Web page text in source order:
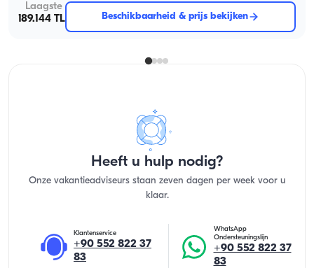
Laagste
189.144 TL
Beschikbaarheid & prijs bekijken
Heeft u hulp nodig?
Onze vakantieadviseurs staan zeven dagen per week voor u
klaar.
Klantenservice
+90 552 822 37
83
WhatsApp
Ondersteuningslijn
+90 552 822 37
83